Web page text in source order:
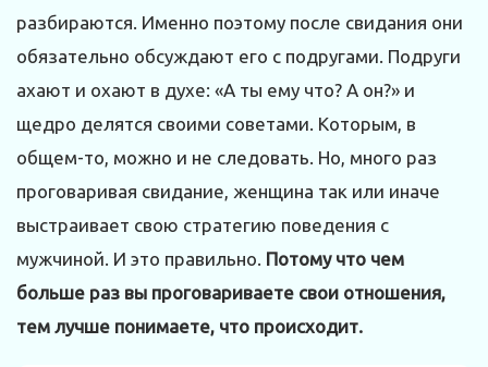
разбираются. Именно поэтому после свидания они
обязательно обсуждают его с подругами. Подруги
ахают и охают в духе: «А ты ему что? А он?» и
щедро делятся своими советами. Которым, в
общем-то, можно и не следовать. Но, много раз
проговаривая свидание, женщина так или иначе
выстраивает свою стратегию поведения с
мужчиной. И это правильно. Потому что чем
больше раз вы проговариваете свои отношения,
тем лучше понимаете, что происходит.